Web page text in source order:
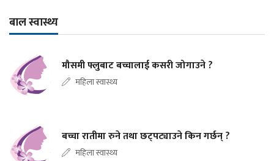
बाल स्वास्थ्य
मौसमी फ्लुबाट बच्चालाई कसरी जोगाउने ?
महिला स्वास्थ्य
बच्चा रातीमा रुने तथा छट्पट्याउने किन गर्छन् ?
महिला स्वास्थ्य